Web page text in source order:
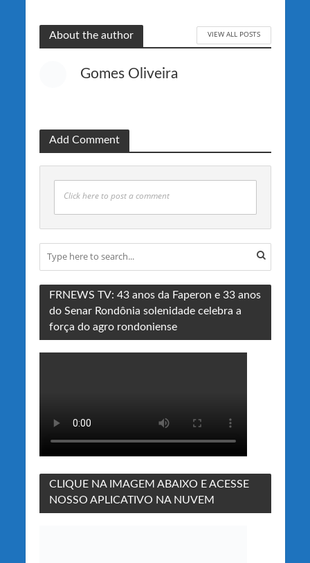
About the author VIEW ALL POSTS
Gomes Oliveira
Add Comment
Click here to post a comment
FRNEWS TV: 43 anos da Faperon e 33 anos
do Senar Rondônia solenidade celebra a
força do agro rondoniense
CLIQUE NA IMAGEM ABAIXO E ACESSE
NOSSO APLICATIVO NA NUVEM